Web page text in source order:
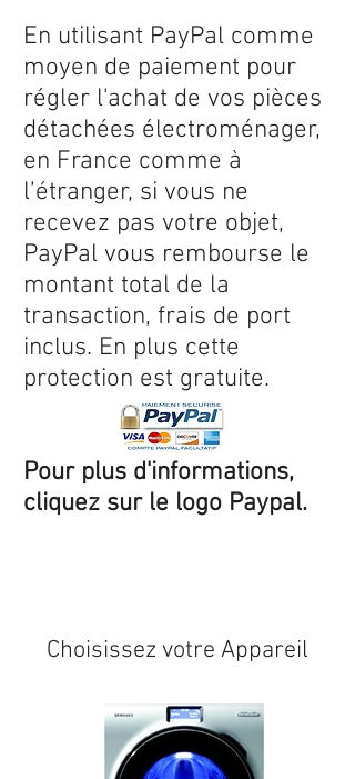
En utilisant PayPal comme
moyen de paiement pour
régler l'achat de vos pièces
détachées électroménager,
en France comme à
l’étranger, si vous ne
recevez pas votre objet,
PayPal vous rembourse le
montant total de la
transaction, frais de port
inclus. En plus cette
protection est gratuite.
Pour plus d'informations,
cliquez sur le logo Paypal.
Choisissez votre Appareil